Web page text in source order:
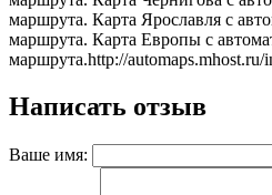
маршрута. Карта Ярославля с
маршрута. Карта Европы с
маршрута.http://automaps.mhost.ru/
Написать отзыв
Ваше имя: